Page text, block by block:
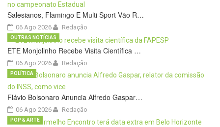
Salesianos, Flamingo E Multi Sport Vão R…
06 Ago 2026 Redação
ETE Monjolinho Recebe Visita Científica …
06 Ago 2026
OUTRAS NOTÍCIAS
Redação
Flávio Bolsonaro Anuncia Alfredo Gaspar…
06 Ago 2026
POLÍTICA
Redação
POP & ARTE